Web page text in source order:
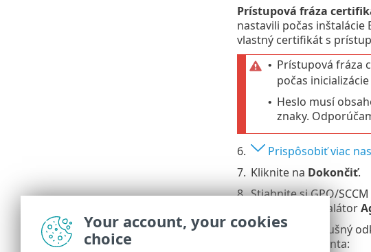
Prístupová fráza
nastavili počas inštalácie
vlastný certifikát s
• Prístupová fráza
počas
• Heslo musí
znaky.
6.
Prispôsobiť viac
7. Kliknite na Dokončiť.
8. Stiahnite si GPO/
stiahnuť si inštalátor
Kliknutím na príslušný
Management Agenta:
Your account, your cookies
choice